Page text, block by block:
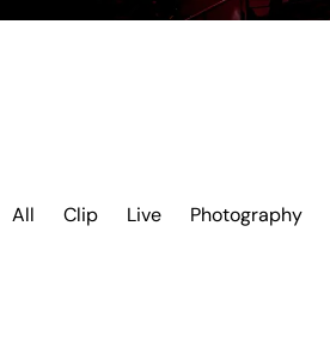
All Clip Live Photography